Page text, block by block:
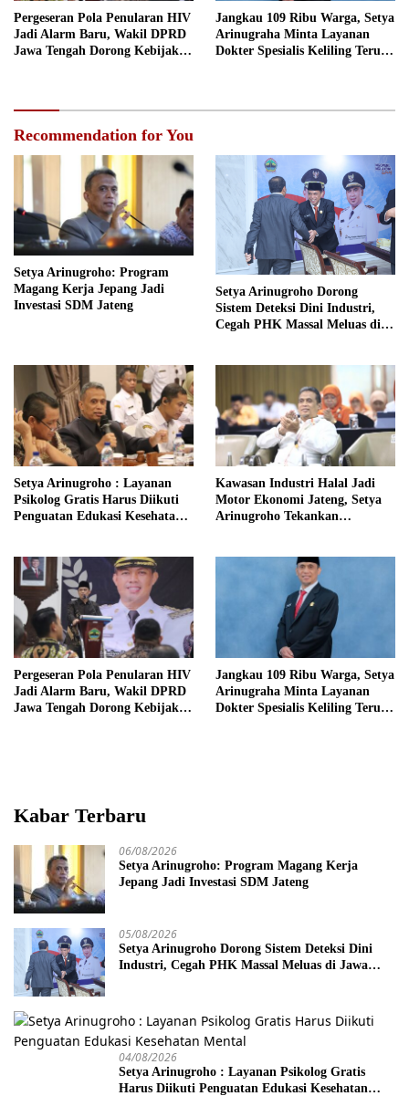
Pergeseran Pola Penularan HIV
Jadi Alarm Baru, Wakil DPRD
Jawa Tengah Dorong Kebijakan
Jangkau 109 Ribu Warga, Setya
Arinugraha Minta Layanan
Dokter Spesialis Keliling Terus
Recommendation for You
Setya Arinugroho: Program
Magang Kerja Jepang Jadi
Investasi SDM Jateng
Setya Arinugroho Dorong
Sistem Deteksi Dini Industri,
Cegah PHK Massal Meluas di
Setya Arinugroho : Layanan
Psikolog Gratis Harus Diikuti
Penguatan Edukasi Kesehatan
Kawasan Industri Halal Jadi
Motor Ekonomi Jateng, Setya
Arinugroho Tekankan
Pergeseran Pola Penularan HIV
Jadi Alarm Baru, Wakil DPRD
Jawa Tengah Dorong Kebijakan
Jangkau 109 Ribu Warga, Setya
Arinugraha Minta Layanan
Dokter Spesialis Keliling Terus
Kabar Terbaru
06/08/2026
Setya Arinugroho: Program Magang Kerja
Jepang Jadi Investasi SDM Jateng
05/08/2026
Setya Arinugroho Dorong Sistem Deteksi Dini
Industri, Cegah PHK Massal Meluas di Jawa
04/08/2026
Setya Arinugroho : Layanan Psikolog Gratis
Harus Diikuti Penguatan Edukasi Kesehatan